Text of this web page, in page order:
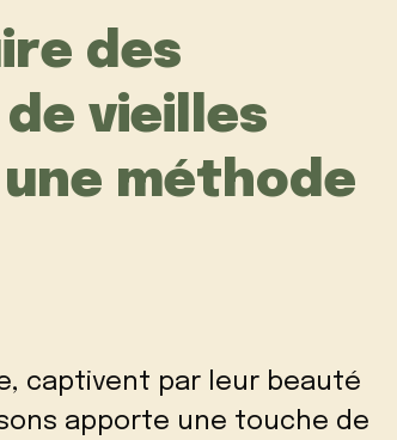
des
vieilles
méthode
captivent par leur beauté
apporte une touche de